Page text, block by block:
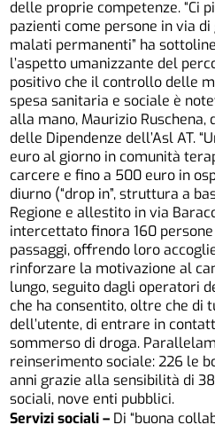
delle proprie competenze. “Ci
pazienti come persone in via
malati permanenti” ha
l’aspetto umanizzante del
positivo che il controllo delle
spesa sanitaria e sociale è
alla mano, Maurizio
delle Dipendenze dell’Asl AT.
euro al giorno in comunità
carcere e fino a 500 euro in
diurno (“drop in”, struttura a
Regione e allestito in via
intercettato finora 160
passaggi, offrendo loro
rinforzare la motivazione al
lungo, seguito dagli operatori
che ha consentito, oltre che di
dell’utente, di entrare in
sommerso di droga.
reinserimento sociale: 226 le
anni grazie alla sensibilità di
sociali, nove enti pubblici.
Servizi sociali – Di “buona